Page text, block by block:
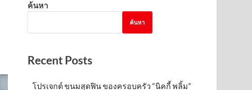
ค้นหา
ค้นหา
Recent Posts
โปรเจกต์ ขนมสุดฟิน ของครอบครัว “นิคกี้ พลิ้ม”